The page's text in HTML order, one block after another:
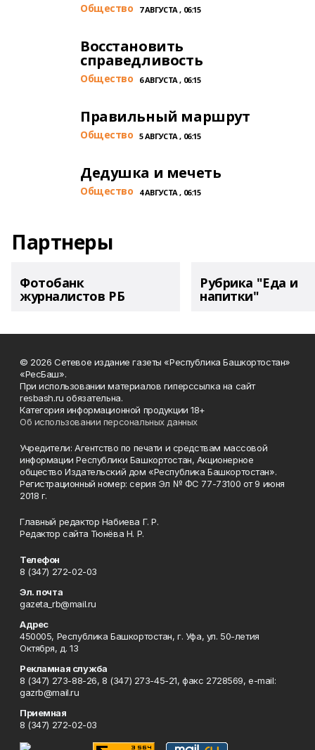
Общество 7 АВГУСТА , 06:15
Восстановить
справедливость
Общество 6 АВГУСТА , 06:15
Правильный маршрут
Общество 5 АВГУСТА , 06:15
Дедушка и мечеть
Общество 4 АВГУСТА , 06:15
Партнеры
Фотобанк
журналистов РБ
Рубрика "Еда и
напитки"
© 2026 Сетевое издание газеты «Республика Башкортостан»
«РесБаш».
При использовании материалов гиперссылка на сайт
resbash.ru обязательна.
Категория информационной продукции 18+
Об использовании персональных данных
Учредители: Агентство по печати и средствам массовой
информации Республики Башкортостан, Акционерное
общество Издательский дом «Республика Башкортостан».
Регистрационный номер: серия Эл № ФС 77-73100 от 9 июня
2018 г.
Главный редактор Набиева Г. Р.
Редактор сайта Тюнёва Н. Р.
Телефон
8 (347) 272-02-03
Эл. почта
gazeta_rb@mail.ru
Адрес
450005, Республика Башкортостан, г. Уфа, ул. 50-летия
Октября, д. 13
Рекламная служба
8 (347) 273-88-26, 8 (347) 273-45-21, факс 2728569, e-mail:
gazrb@mail.ru
Приемная
8 (347) 272-02-03